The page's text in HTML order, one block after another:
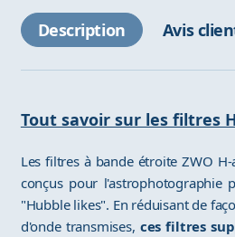
Description Avis
Tout savoir sur les filtres
Les filtres à bande étroite ZWO
conçus pour l'astrophotographie
"Hubble likes". En réduisant de
d'onde transmises, ces filtres